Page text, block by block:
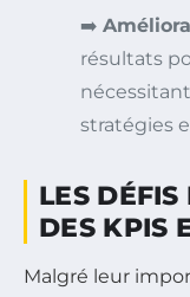
➡️
résultats
stratégies
LES DÉFIS
DES KPIS
Malgré leur